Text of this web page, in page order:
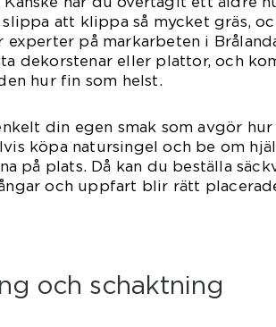
att klippa så mycket gräs,
experter på markarbeten i
dekorstenar eller plattor, och
hur fin som helst.
din egen smak som avgör
köpa natursingel och be om
på plats. Då kan du beställa
och uppfart blir rätt
och schaktning